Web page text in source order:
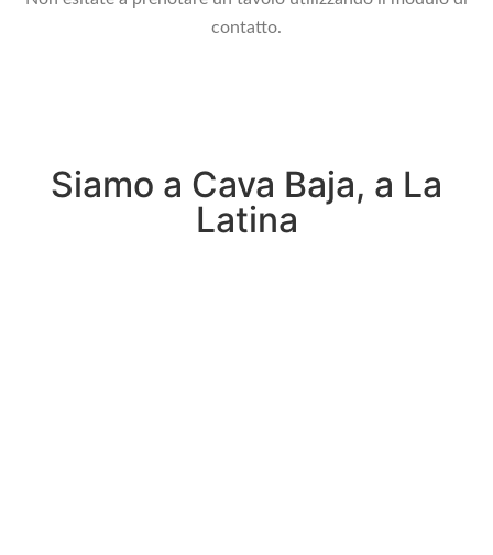
contatto.
Siamo a Cava Baja, a La
Latina